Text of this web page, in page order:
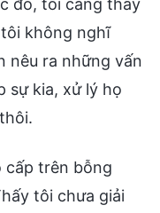
không nghĩ
nêu ra những vấn
sự kia, xử lý họ
cấp trên bỗng
tôi chưa giải